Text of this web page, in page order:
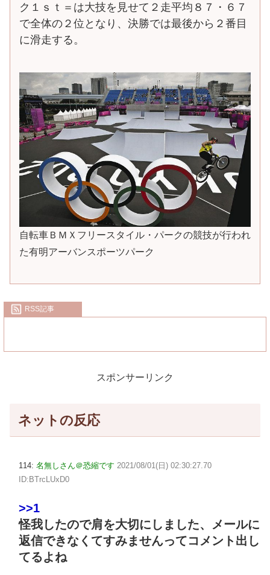
ク１ｓｔ＝は大技を見せて２走平均８７・６７
で全体の２位となり、決勝では最後から２番目
に滑走する。
自転車ＢＭＸフリースタイル・パークの競技が行われ
た有明アーバンスポーツパーク
RSS記事
スポンサーリンク
ネットの反応
114: 名無しさん＠恐縮です 2021/08/01(日) 02:30:27.70
ID:BTrcLUxD0
>>1
怪我したので肩を大切にしました、メールに
返信できなくてすみませんってコメント出し
てるよね